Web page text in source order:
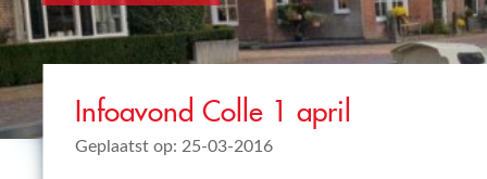
Infoavond Colle 1 april
Geplaatst op: 25-03-2016